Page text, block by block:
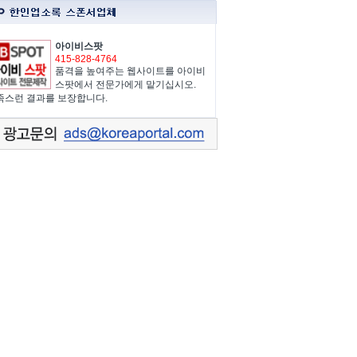
아이비스팟
415-828-4764
품격을 높여주는 웹사이트를 아이비
스팟에서 전문가에게 맡기십시오.
스런 결과를 보장합니다.